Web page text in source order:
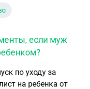
какой статьи.
если муж
по уходу за
на ребенка от